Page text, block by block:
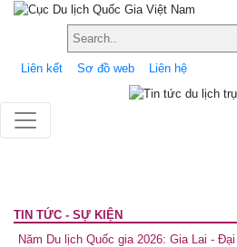
Liên kết Sơ đồ web Liên hệ
TIN TỨC - SỰ KIỆN
Năm Du lịch Quốc gia 2026: Gia Lai -